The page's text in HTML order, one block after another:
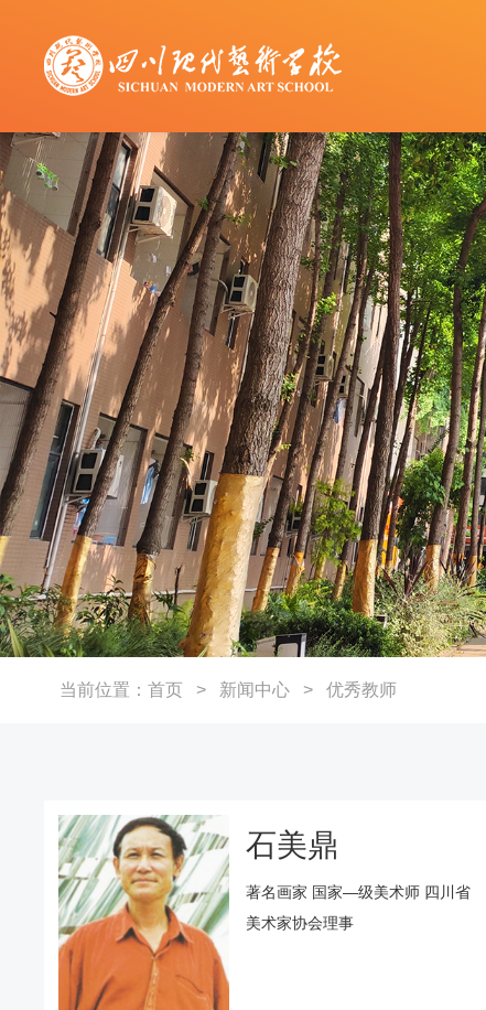
当前位置： 首页 > 新闻中心 > 优秀教师
石美鼎
著名画家 国家—级美术师 四川省
美术家协会理事